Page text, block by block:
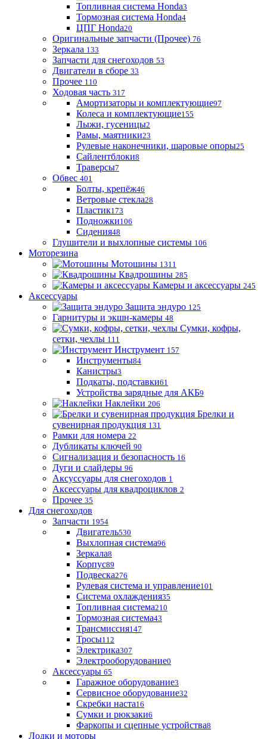
Топливная система Honda3
Тормозная система Honda4
ЦПГ Honda20
Оригинальные запчасти (Прочее) 76
Зеркала 133
Запчасти для снегоходов 53
Двигатели в сборе 33
Прочее 110
Ходовая часть 317
Амортизаторы и комплектующие97
Колеса и комплектующие155
Лыжи, гусеницы2
Рамы, маятники23
Рулевые наконечники, шаровые опоры25
Сайлентблоки8
Траверсы7
Обвес 401
Болты, крепёж46
Ветровые стекла28
Пластик173
Подножки106
Сидения48
Глушители и выхлопные системы 106
Моторезина
Мотошины 1311
Квадрошины 285
Камеры и аксессуары 245
Аксессуары
Защита эндуро 125
Гарнитуры и экшн-камеры 48
Сумки, кофры,
сетки, чехлы 111
Инструмент 157
Инструменты84
Канистры3
Подкаты, подставки61
Устройства зарядные для АКБ9
Наклейки 206
Брелки и
сувенирная продукция 131
Рамки для номера 22
Дубликаты ключей 90
Сигнализация и безопасность 16
Дуги и слайдеры 96
Аксуссуары для снегоходов 1
Аксессуары для квадроциклов 2
Прочее 35
Для снегоходов
Запчасти 1954
Двигатель530
Выхлопная система96
Зеркала8
Корпус89
Подвеска276
Рулевая система и управление101
Система охлаждения35
Топливная система210
Тормозная система43
Трансмиссия147
Тросы112
Электрика307
Электрооборудование0
Аксессуары 65
Гаражное оборудование3
Сервисное оборудование32
Скребки наста16
Сумки и рюкзаки6
Фаркопы и сцепные устройства8
Лодки и моторы